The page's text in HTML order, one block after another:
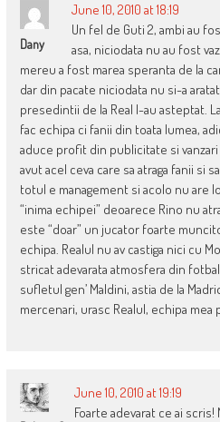
Dany
June 10, 2010 at 18:19
Un fel de Guti 2, ambi au
asa, niciodata nu au fost
mereu a fost marea speranta de la
dar din pacate niciodata nu si-a
presedintii de la Real l-au asteptat.
fac echipa ci fanii din toata lumea,
aduce profit din publicitate si
avut acel ceva care sa atraga fanii si
totul e management si acolo nu are
“inima echipei” deoarece Rino nu
este “doar” un jucator foarte
echipa. Realul nu av castiga nici cu
stricat adevarata atmosfera din
sufletul gen’ Maldini, astia de la
mercenari, urasc Realul, echipa mea
June 10, 2010 at 19:19
Foarte adevarat ce ai